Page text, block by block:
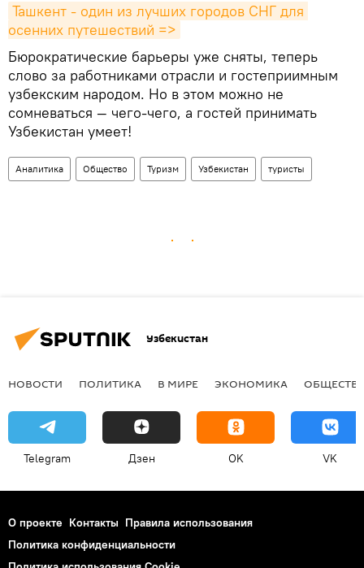
Ташкент - один из лучших городов СНГ для
осенних путешествий =>
Бюрократические барьеры уже сняты, теперь
слово за работниками отрасли и гостеприимным
узбекским народом. Но в этом можно не
сомневаться — чего-чего, а гостей принимать
Узбекистан умеет!
Аналитика Общество Туризм Узбекистан туристы
Узбекистан
НОВОСТИ ПОЛИТИКА В МИРЕ ЭКОНОМИКА
Telegram Дзен OK VK
О проекте Контакты Правила использования
Политика конфиденциальности